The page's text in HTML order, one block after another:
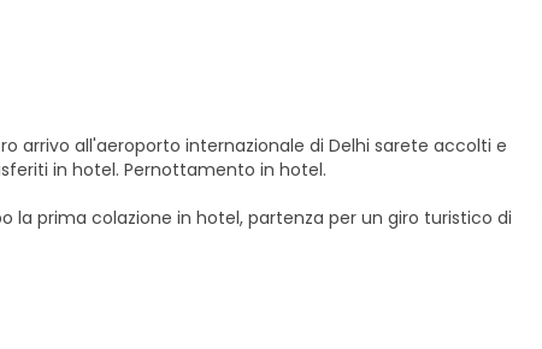
arrivo all'aeroporto internazionale di Delhi sarete accolti e
in hotel. Pernottamento in hotel.
la prima colazione in hotel, partenza per un giro turistico di
Casa del Parlamento e Museo Nazionale.